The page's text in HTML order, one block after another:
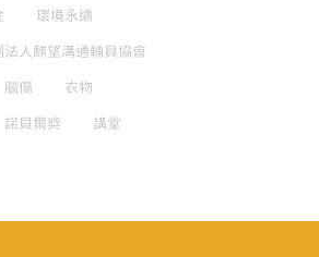
環境永續
法人麒望溝通輔具協會
腦傷 衣物
諾貝爾獎 講堂